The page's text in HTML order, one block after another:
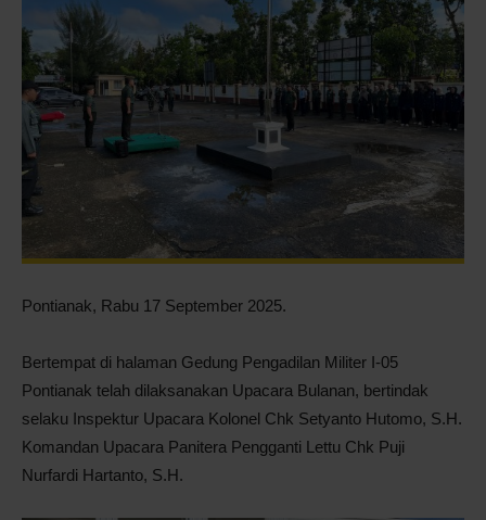
Pontianak
Pontianak, Rabu 17 September 2025.
Bertempat di halaman Gedung Pengadilan Militer I-05
Pontianak telah dilaksanakan Upacara Bulanan, bertindak
selaku Inspektur Upacara Kolonel Chk Setyanto Hutomo, S.H.
Komandan Upacara Panitera Pengganti Lettu Chk Puji
Nurfardi Hartanto, S.H.